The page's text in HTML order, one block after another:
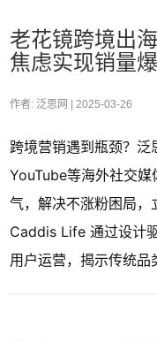
老花镜跨境出
焦虑实现销量爆
作者: 泛思网 | 2025-03-26
跨境营销遇到瓶颈？泛
YouTube等海外社交
气，解决不涨粉困局，
Caddis Life 通过设计
用户运营，揭示传统品